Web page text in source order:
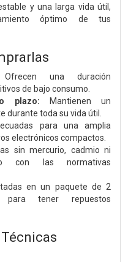
y una larga vida útil,
óptimo de tus
una duración
de bajo consumo.
plazo: Mantienen un
durante toda su vida útil.
para una amplia
electrónicos compactos.
sin mercurio, cadmio ni
con las normativas
en un paquete de 2
para tener repuestos